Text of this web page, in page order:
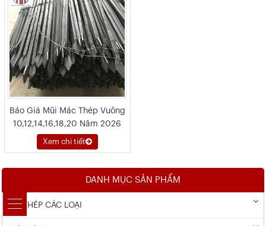
Báo Giá Mũi Mác Thép Vuông
10,12,14,16,18,20 Năm 2026
Xem chi tiết
DANH MỤC SẢN PHẨM
DÂY THÉP CÁC LOẠI